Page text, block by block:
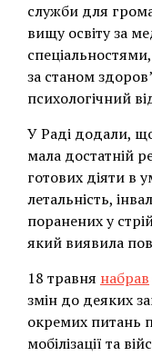
служби для
вищу освіту за
за станом
психологічний
У Раді додали,
мала достатній
готових діяти в
летальність,
поранених у
який виявила
18 травня набрав
змін до деяких
окремих питань
мобілізації та